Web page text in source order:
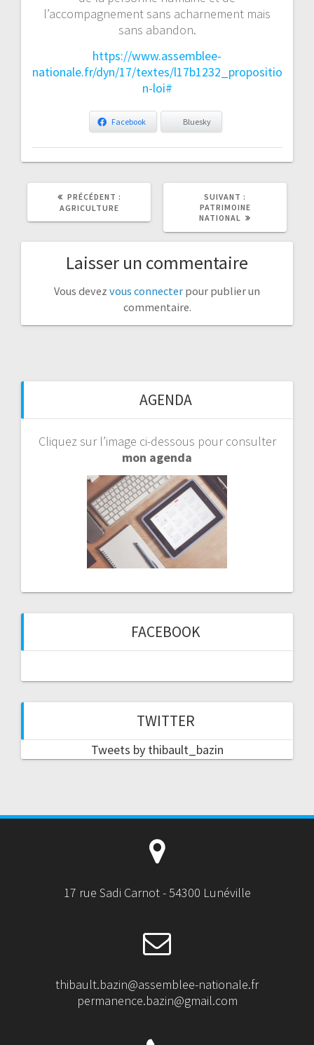
l’accompagnement sans acharnement mais
sans abandon.
https://www.assemblee-
nationale.fr/dyn/17/textes/l17b1232_propositio
n-loi#
Facebook Bluesky
PRÉCÉDENT :
ARTICLE
PRÉCÉDENT
AGRICULTURE
SUIVANT :
ARTICLE
PATRIMOINE
NATIONAL
Laisser un commentaire
Vous devez vous connecter pour publier un
commentaire.
AGENDA
Cliquez sur l’image ci-dessous pour consulter
mon agenda
FACEBOOK
TWITTER
Tweets by thibault_bazin
17 rue Sadi Carnot - 54300 Lunéville
thibault.bazin@assemblee-nationale.fr
permanence.bazin@gmail.com